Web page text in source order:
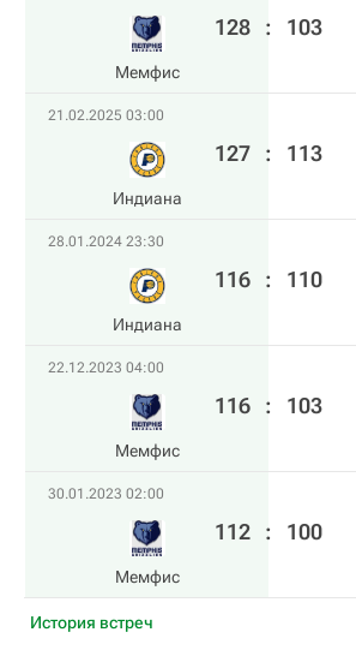
Мемфис
128 : 103
21.02.2025 03:00
Индиана
127 : 113
28.01.2024 23:30
Индиана
116 : 110
22.12.2023 04:00
Мемфис
116 : 103
30.01.2023 02:00
Мемфис
112 : 100
История встреч